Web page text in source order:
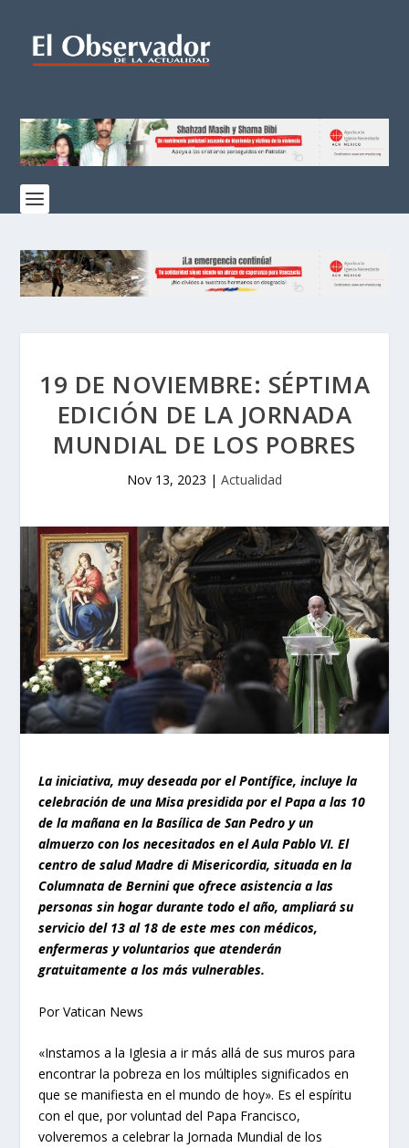
19 DE NOVIEMBRE: SÉPTIMA
EDICIÓN DE LA JORNADA
MUNDIAL DE LOS POBRES
Nov 13, 2023 | Actualidad
La iniciativa, muy deseada por el Pontífice, incluye la
celebración de una Misa presidida por el Papa a las 10
de la mañana en la Basílica de San Pedro y un
almuerzo con los necesitados en el Aula Pablo VI. El
centro de salud Madre di Misericordia, situada en la
Columnata de Bernini que ofrece asistencia a las
personas sin hogar durante todo el año, ampliará su
servicio del 13 al 18 de este mes con médicos,
enfermeras y voluntarios que atenderán
gratuitamente a los más vulnerables.
Por Vatican News
«Instamos a la Iglesia a ir más allá de sus muros para
encontrar la pobreza en los múltiples significados en
que se manifiesta en el mundo de hoy». Es el espíritu
con el que, por voluntad del Papa Francisco,
volveremos a celebrar la Jornada Mundial de los